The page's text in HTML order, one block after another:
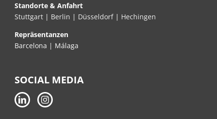
Standorte & Anfahrt
Stuttgart | Berlin | Düsseldorf | Hechingen
Repräsentanzen
Barcelona | Málaga
SOCIAL MEDIA